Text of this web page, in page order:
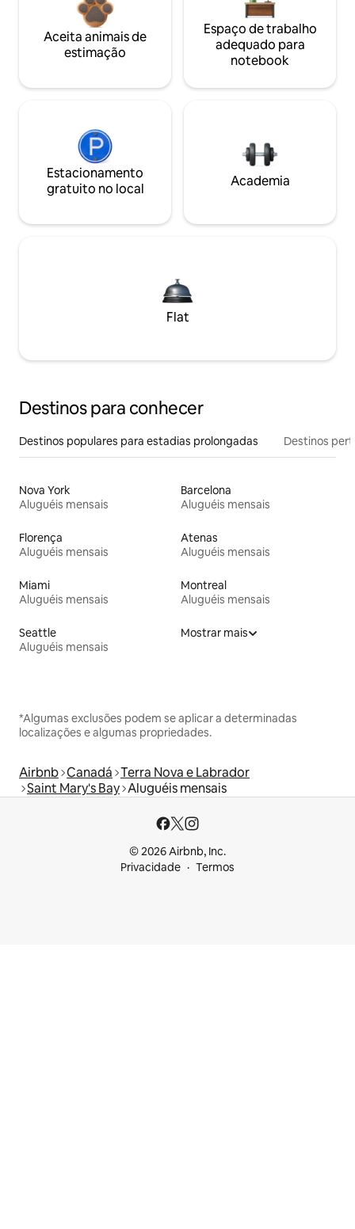
Aceita animais de
estimação
Espaço de trabalho
adequado para
notebook
Estacionamento
gratuito no local
Academia
Flat
Destinos para conhecer
Destinos populares para estadias prolongadas Destinos
Nova York
Aluguéis mensais
Barcelona
Aluguéis mensais
Florença
Aluguéis mensais
Atenas
Aluguéis mensais
Miami
Aluguéis mensais
Montreal
Aluguéis mensais
Seattle
Aluguéis mensais
Mostrar mais
*Algumas exclusões podem se aplicar a determinadas
localizações e algumas propriedades.
Airbnb Canadá Terra Nova e Labrador
Saint Mary's Bay Aluguéis mensais
© 2026 Airbnb, Inc.
Privacidade
Termos